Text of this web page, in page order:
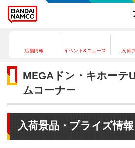
店舗情報 イベント&ニュース 入荷
MEGAドン・キホーテ
ムコーナー
入荷景品・プライズ情報